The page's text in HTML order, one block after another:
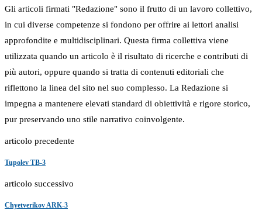
Gli articoli firmati "Redazione" sono il frutto di un lavoro collettivo,
in cui diverse competenze si fondono per offrire ai lettori analisi
approfondite e multidisciplinari. Questa firma collettiva viene
utilizzata quando un articolo è il risultato di ricerche e contributi di
più autori, oppure quando si tratta di contenuti editoriali che
riflettono la linea del sito nel suo complesso. La Redazione si
impegna a mantenere elevati standard di obiettività e rigore storico,
pur preservando uno stile narrativo coinvolgente.
articolo precedente
Tupolev TB-3
articolo successivo
Chyetverikov ARK-3